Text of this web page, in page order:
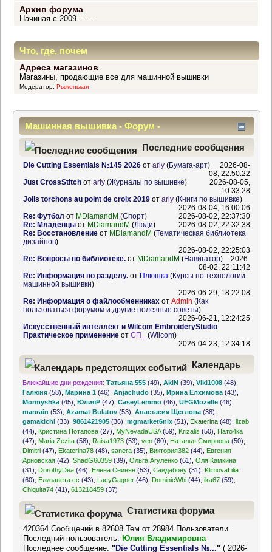
Архив форума
Начиная с 2009 -.....
Что, где, почем
Адреса магазинов
Магазины, продающие все для машинной вышивки
Модератор: Рыженькая
Машинная вышивка - Форум -
Информационный центр
Последние сообщения
Die Cutting Essentials №145 2026от ariy(Бумага-арт)
2026-08-
08, 22:50:22
Just CrossStitchот ariy(Журналы по вышивке)
2026-08-05,
10:33:28
Jolis torchons au point de croix 2019от ariy(Книги по вышивке)
2026-08-04, 16:00:06
Re: Футбол от MDiamandM (Спорт)
2026-08-02, 22:37:30
Re: Младенцыот MDiamandM (Люди)
2026-08-02, 22:32:38
Re: Восстановлениеот MDiamandM (Тематическая библиотека
дизайнов)
2026-08-02, 22:25:03
Re: Вопросы по библиотеке.от MDiamandM (Навигатор)
2026-
08-02, 22:11:42
Re: Информация по разделу.от Плюшка (Курсы по технологии
машинной вышивки)
2026-06-29, 18:22:08
Re: Информация о файлообменникахот Admin (Как
пользоваться форумом и другие полезные советы)
2026-06-21, 12:24:25
Искусственный интеллект и Wilcom EmbroideryStudio
Практическое применениеот СП_ (Wilcom)
2026-04-23, 12:34:18
Календарь
предстоящих событий
Ближайшие дни рождения: Татьяна 555 (49) ,AkiN (39) ,Viki1008 (48)
Галюня (58) ,Марина 1 (46) ,Anjachudo (35) ,Ирина Елхимова (43)
Mormyshka (45) ,ЮлияР (47) ,CaseyLemmo (46) ,UFGMozelle (46)
manrain (53) ,Azamat Bulatov (53) ,Анастасия Щеглова (38)
gamakichi (33) ,9861421905 (36) ,mgmarket6nix (51) Ekaterina (48) ,lizab
(44)
Кристина Потапова (27) MyNevadaUSA(59) Krizalis (50)
Нато4ка
(47)
Maria Zezita (58) Raisa1973 (53) ,ven (60) Наталья Смирнова (50)
Dimitri (47) Ekaterina78 (48) ,sanera (35) Виктория382 (44)
Евгения
Арновская (42) ,ShadG60359 (39) ,Ольга Агуленко (61) ,Оля Камкина
(31)
DorothyDea (46) Елена Сеинян (53) ,Саидабону (31)
KlimovaLilia
(60)
Елизавета сс (43) LacyGagner (46) DominicWhi (44) ,ika67 (59)
Chiquita74 (41) ,613218459 (37)
Статистика форума
420364 Сообщений в 82608 Тем от 28984 Пользователи.
Последний пользователь: Юлия Владимировна
Последнее сообщение:"Die Cutting Essentials №..." ( 2026-